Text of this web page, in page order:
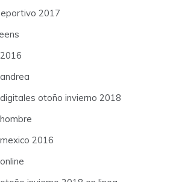
2017
otoño invierno 2018
2016